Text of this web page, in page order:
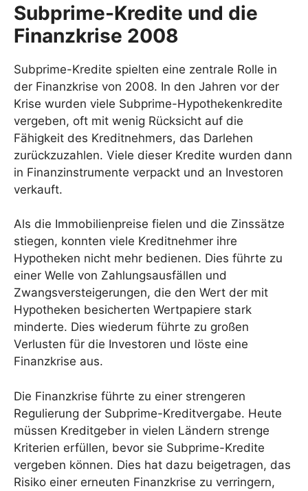
Subprime-Kredite und die
Finanzkrise 2008
Subprime-Kredite spielten eine zentrale Rolle in
der Finanzkrise von 2008. In den Jahren vor der
Krise wurden viele Subprime-Hypothekenkredite
vergeben, oft mit wenig Rücksicht auf die
Fähigkeit des Kreditnehmers, das Darlehen
zurückzuzahlen. Viele dieser Kredite wurden dann
in Finanzinstrumente verpackt und an Investoren
verkauft.
Als die Immobilienpreise fielen und die Zinssätze
stiegen, konnten viele Kreditnehmer ihre
Hypotheken nicht mehr bedienen. Dies führte zu
einer Welle von Zahlungsausfällen und
Zwangsversteigerungen, die den Wert der mit
Hypotheken besicherten Wertpapiere stark
minderte. Dies wiederum führte zu großen
Verlusten für die Investoren und löste eine
Finanzkrise aus.
Die Finanzkrise führte zu einer strengeren
Regulierung der Subprime-Kreditvergabe. Heute
müssen Kreditgeber in vielen Ländern strenge
Kriterien erfüllen, bevor sie Subprime-Kredite
vergeben können. Dies hat dazu beigetragen, das
Risiko einer erneuten Finanzkrise zu verringern,